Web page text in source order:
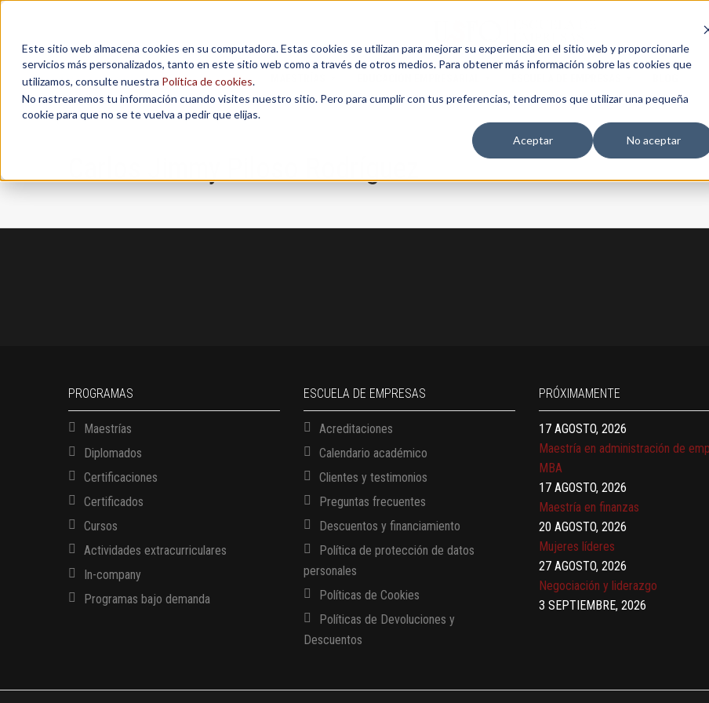
Este sitio web almacena cookies en su computadora. Estas cookies se utilizan para mejorar su experiencia en el sitio web y proporcionarle
servicios más personalizados, tanto en este sitio web como a través de otros medios. Para obtener más información sobre las cookies que
utilizamos, consulte nuestra Política de cookies.
No rastrearemos tu información cuando visites nuestro sitio. Pero para cumplir con tus preferencias, tendremos que utilizar una pequeña
cookie para que no se te vuelva a pedir que elijas.
Aceptar
No aceptar
PROGRAMAS
Maestrías
Diplomados
Certificaciones
Certificados
Cursos
Actividades extracurriculares
In-company
Programas bajo demanda
ESCUELA DE EMPRESAS
Acreditaciones
Calendario académico
Clientes y testimonios
Preguntas frecuentes
Descuentos y financiamiento
Política de protección de datos
personales
Políticas de Cookies
Políticas de Devoluciones y
Descuentos
PRÓXIMAMENTE
17 AGOSTO, 2026
Gerencia de empresas familiares
17 AGOSTO, 2026
Maestría en administración de
MBA
17 AGOSTO, 2026
Maestría en finanzas
20 AGOSTO, 2026
Mujeres líderes
27 AGOSTO, 2026
Negociación y liderazgo
3 SEPTIEMBRE, 2026